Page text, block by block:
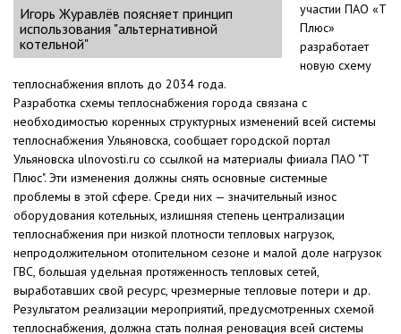
Игорь Журавлёв поясняет принцип
использования "альтернативной
котельной"
участии ПАО «Т
Плюс»
разработает
новую схему
теплоснабжения вплоть до 2034 года.
Разработка схемы теплоснабжения города связана с
необходимостью коренных структурных изменений всей системы
теплоснабжения Ульяновска, сообщает городской портал
Ульяновска ulnovosti.ru со ссылкой на материалы фииала ПАО "Т
Плюс". Эти изменения должны снять основные системные
проблемы в этой сфере. Среди них — значительный износ
оборудования котельных, излишняя степень централизации
теплоснабжения при низкой плотности тепловых нагрузок,
непродолжительном отопительном сезоне и малой доле нагрузок
ГВС, большая удельная протяженность тепловых сетей,
выработавших свой ресурс, чрезмерные тепловые потери и др.
Результатом реализации мероприятий, предусмотренных схемой
теплоснабжения, должна стать полная реновация всей системы